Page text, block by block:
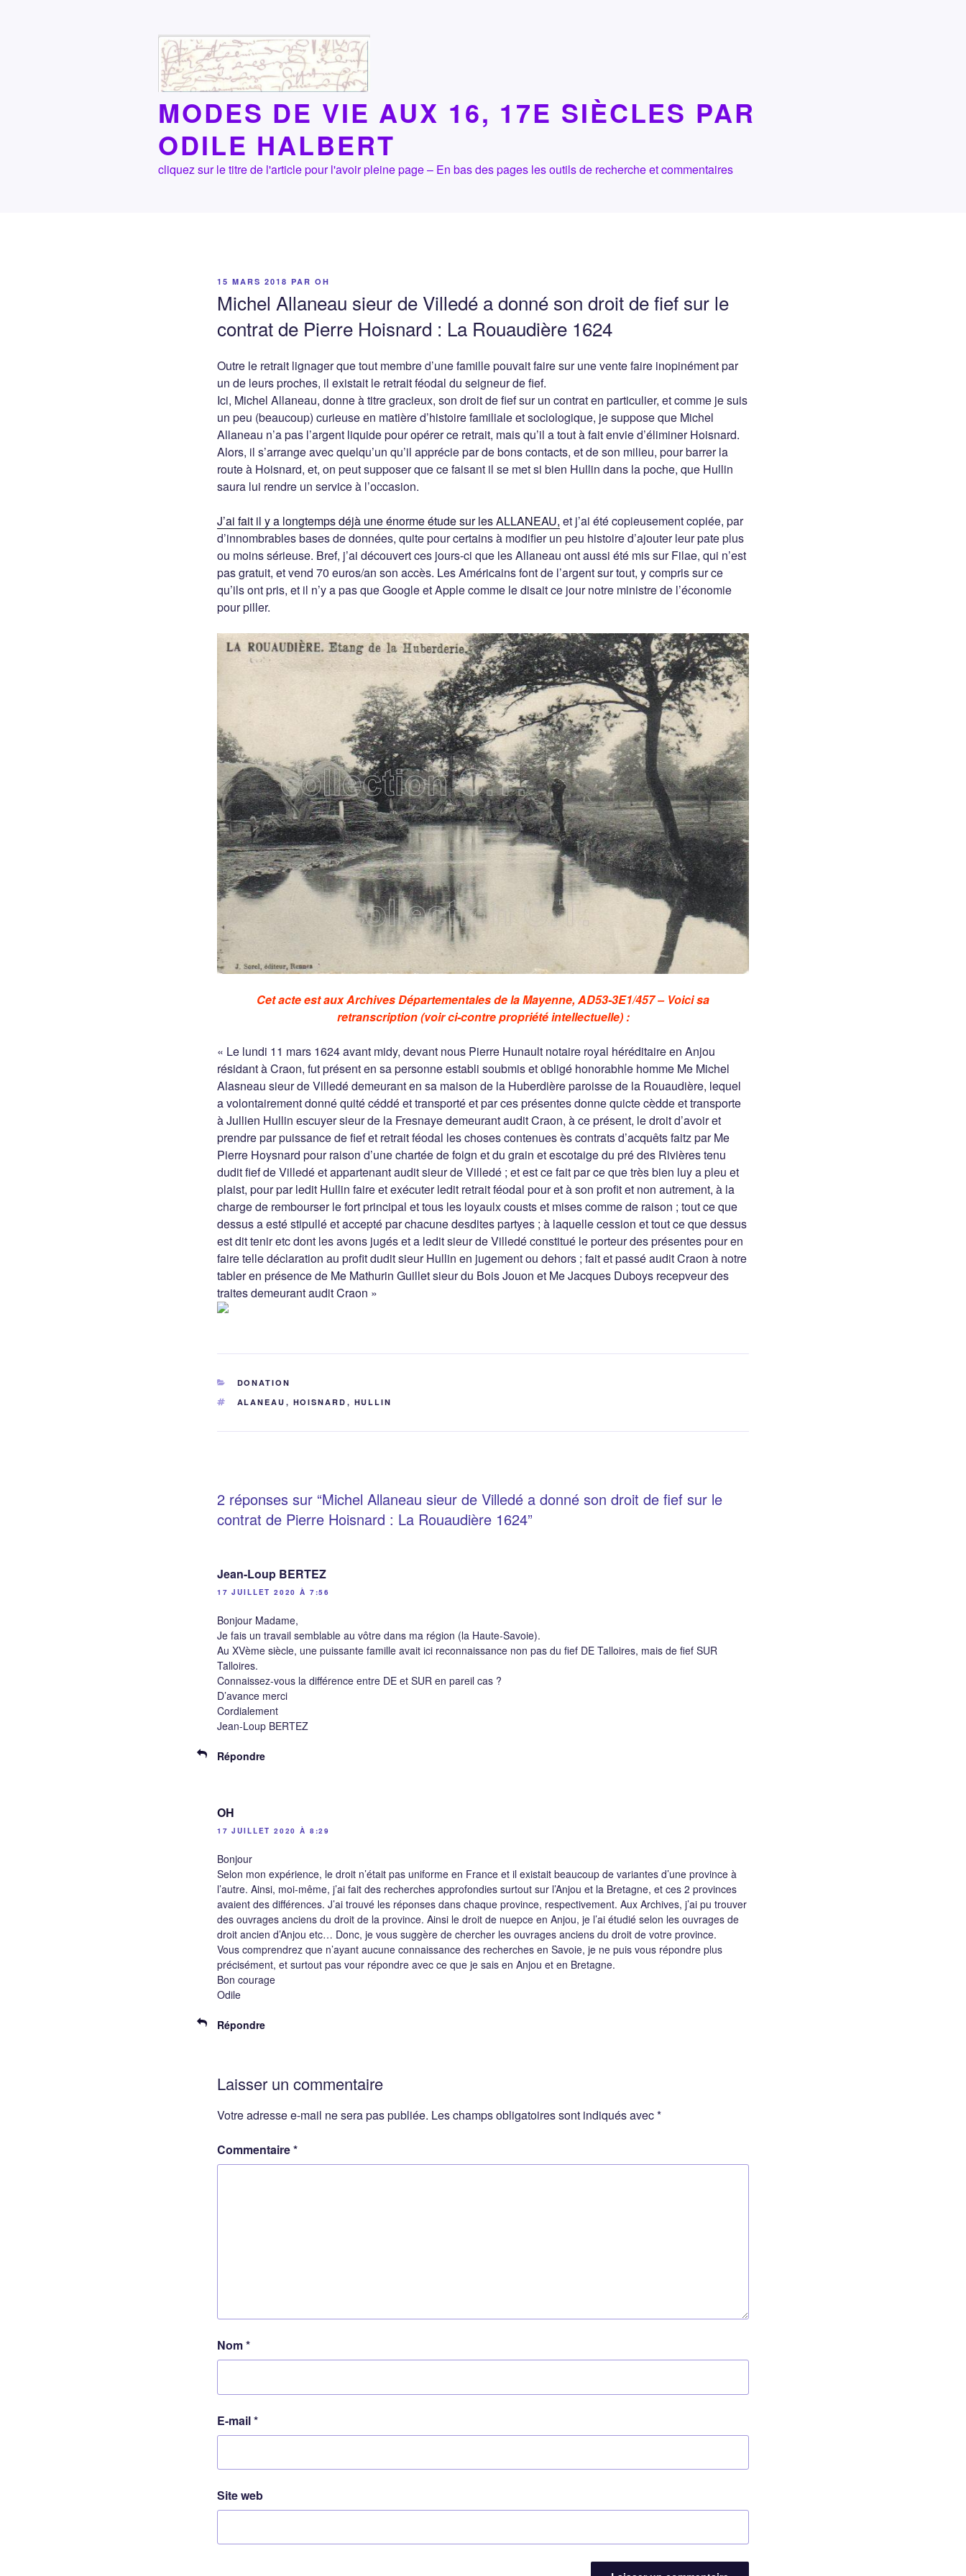
MODES DE VIE AUX 16, 17E SIÈCLES PAR
ODILE HALBERT
cliquez sur le titre de l'article pour l'avoir pleine page – En bas des pages les outils de recherche et commentaires
PUBLIÉ
15 MARS 2018 PAR OH
Michel Allaneau sieur de Villedé a donné son droit de fief sur le
contrat de Pierre Hoisnard : La Rouaudière 1624
Outre le retrait lignager que tout membre d’une famille pouvait faire sur une vente faire inopinément par
un de leurs proches, il existait le retrait féodal du seigneur de fief.
Ici, Michel Allaneau, donne à titre gracieux, son droit de fief sur un contrat en particulier, et comme je suis
un peu (beaucoup) curieuse en matière d’histoire familiale et sociologique, je suppose que Michel
Allaneau n’a pas l’argent liquide pour opérer ce retrait, mais qu’il a tout à fait envie d’éliminer Hoisnard.
Alors, il s’arrange avec quelqu’un qu’il apprécie par de bons contacts, et de son milieu, pour barrer la
route à Hoisnard, et, on peut supposer que ce faisant il se met si bien Hullin dans la poche, que Hullin
saura lui rendre un service à l’occasion.
J’ai fait il y a longtemps déjà une énorme étude sur les ALLANEAU, et j’ai été copieusement copiée, par
d’innombrables bases de données, quite pour certains à modifier un peu histoire d’ajouter leur pate plus
ou moins sérieuse. Bref, j’ai découvert ces jours-ci que les Allaneau ont aussi été mis sur Filae, qui n’est
pas gratuit, et vend 70 euros/an son accès. Les Américains font de l’argent sur tout, y compris sur ce
qu’ils ont pris, et il n’y a pas que Google et Apple comme le disait ce jour notre ministre de l’économie
pour piller.
Cet acte est aux Archives Départementales de la Mayenne, AD53-3E1/457 – Voici sa
retranscription (voir ci-contre propriété intellectuelle) :
« Le lundi 11 mars 1624 avant midy, devant nous Pierre Hunault notaire royal héréditaire en Anjou
résidant à Craon, fut présent en sa personne establi soubmis et obligé honorabhle homme Me Michel
Alasneau sieur de Villedé demeurant en sa maison de la Huberdière paroisse de la Rouaudière, lequel
a volontairement donné quité céddé et transporté et par ces présentes donne quicte cèdde et transporte
à Jullien Hullin escuyer sieur de la Fresnaye demeurant audit Craon, à ce présent, le droit d’avoir et
prendre par puissance de fief et retrait féodal les choses contenues ès contrats d’acquêts faitz par Me
Pierre Hoysnard pour raison d’une chartée de foign et du grain et escotaige du pré des Rivières tenu
dudit fief de Villedé et appartenant audit sieur de Villedé ; et est ce fait par ce que très bien luy a pleu et
plaist, pour par ledit Hullin faire et exécuter ledit retrait féodal pour et à son profit et non autrement, à la
charge de rembourser le fort principal et tous les loyaulx cousts et mises comme de raison ; tout ce que
dessus a esté stipullé et accepté par chacune desdites partyes ; à laquelle cession et tout ce que dessus
est dit tenir etc dont les avons jugés et a ledit sieur de Villedé constitué le porteur des présentes pour en
faire telle déclaration au profit dudit sieur Hullin en jugement ou dehors ; fait et passé audit Craon à notre
tabler en présence de Me Mathurin Guillet sieur du Bois Jouon et Me Jacques Duboys recepveur des
traites demeurant audit Craon »
CATÉGORIES
DONATION
ÉTIQUETTES
ALANEAU , HOISNARD , HULLIN
2 réponses sur “Michel Allaneau sieur de Villedé a donné son droit de fief sur le
contrat de Pierre Hoisnard : La Rouaudière 1624”
Jean-Loup BERTEZ
17 JUILLET 2020 À 7:56
Bonjour Madame,
Je fais un travail semblable au vôtre dans ma région (la Haute-Savoie).
Au XVème siècle, une puissante famille avait ici reconnaissance non pas du fief DE Talloires, mais de fief SUR
Talloires.
Connaissez-vous la différence entre DE et SUR en pareil cas ?
D’avance merci
Cordialement
Jean-Loup BERTEZ
Répondre
OH
17 JUILLET 2020 À 8:29
Bonjour
Selon mon expérience, le droit n’était pas uniforme en France et il existait beaucoup de variantes d’une province à
l’autre. Ainsi, moi-même, j’ai fait des recherches approfondies surtout sur l’Anjou et la Bretagne, et ces 2 provinces
avaient des différences. J’ai trouvé les réponses dans chaque province, respectivement. Aux Archives, j’ai pu trouver
des ouvrages anciens du droit de la province. Ainsi le droit de nuepce en Anjou, je l’ai étudié selon les ouvrages de
droit ancien d’Anjou etc… Donc, je vous suggère de chercher les ouvrages anciens du droit de votre province.
Vous comprendrez que n’ayant aucune connaissance des recherches en Savoie, je ne puis vous répondre plus
précisément, et surtout pas vour répondre avec ce que je sais en Anjou et en Bretagne.
Bon courage
Odile
Répondre
Laisser un commentaire
Votre adresse e-mail ne sera pas publiée. Les champs obligatoires sont indiqués avec*
Commentaire*
Nom*
E-mail*
Site web